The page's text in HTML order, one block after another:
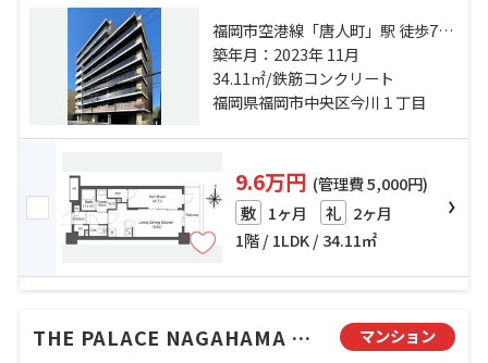
福岡市空港線「唐人町」駅 徒歩7分
福岡市空港線「西新」駅 徒歩15分
福岡市空港線「大濠公園」駅 徒歩
16分
築年月：2023年 11月
34.11㎡/鉄筋コンクリート
福岡県福岡市中央区今川１丁目
9.6万円 (管理費 5,000円)
敷 1ヶ月 礼 2ヶ月
1階 / 1LDK / 34.11㎡
THE PALACE NAGAHAMA BAY マンション